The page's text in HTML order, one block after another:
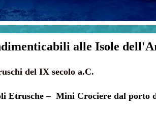
alle Isole
del IX secolo a.C.
Etrusche – Mini Crociere dal porto